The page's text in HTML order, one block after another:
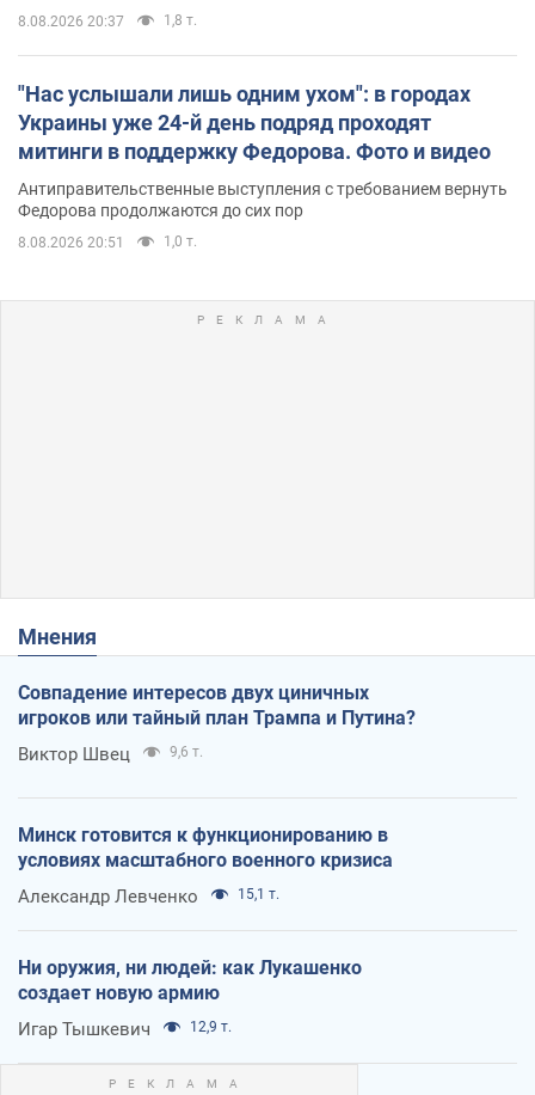
8.08.2026 20:37 1,8 т.
"Нас услышали лишь одним ухом": в городах
Украины уже 24-й день подряд проходят
митинги в поддержку Федорова. Фото и видео
Антиправительственные выступления с требованием вернуть
Федорова продолжаются до сих пор
8.08.2026 20:51 1,0 т.
Мнения
Совпадение интересов двух циничных
игроков или тайный план Трампа и Путина?
Виктор Швец 9,6 т.
Минск готовится к функционированию в
условиях масштабного военного кризиса
Александр Левченко 15,1 т.
Ни оружия, ни людей: как Лукашенко
создает новую армию
Игар Тышкевич 12,9 т.